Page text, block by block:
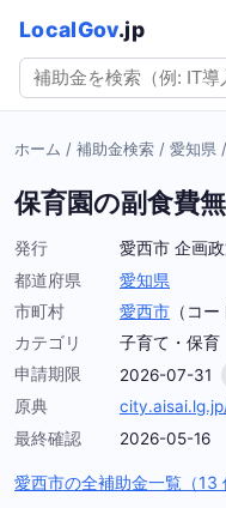
LocalGov.jp
ホーム / 補助金検索 / 愛知県 /
保育園の副食費
発行
愛西市 企画
都道府県
愛知県
市町村
愛西市 （コ
カテゴリ
子育て・保育
申請期限 2026-07-31
原典
最終確認
2026-05-16
愛西市の全補助金一覧（13